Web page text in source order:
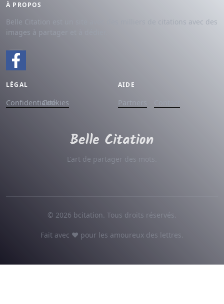
À PROPOS
Belle Citation est un site avec des milliers de citations avec des
images à partager et à dédier.
LÉGAL
ConfidentialitéCookies
AIDE
Partners
L'art de partager des mots.
© 2026 bcitation. Tous droits réservés.
Fait avec ♥ pour les amoureux des lettres.